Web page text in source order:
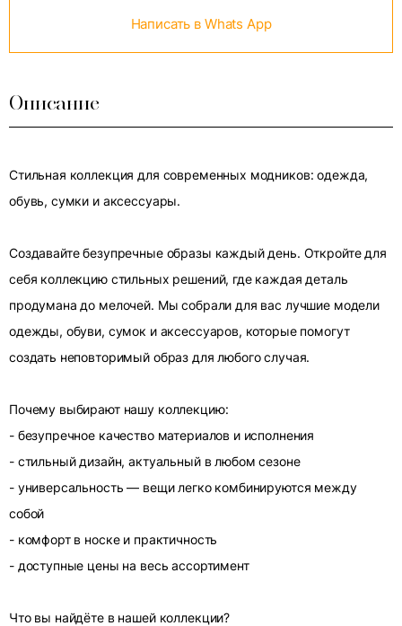
Написать в Whats App
Описание
Стильная коллекция для современных модников: одежда,
обувь, сумки и аксессуары.
Создавайте безупречные образы каждый день. Откройте для
себя коллекцию стильных решений, где каждая деталь
продумана до мелочей. Мы собрали для вас лучшие модели
одежды, обуви, сумок и аксессуаров, которые помогут
создать неповторимый образ для любого случая.
Почему выбирают нашу коллекцию:
- безупречное качество материалов и исполнения
- стильный дизайн, актуальный в любом сезоне
- универсальность — вещи легко комбинируются между
собой
- комфорт в носке и практичность
- доступные цены на весь ассортимент
Что вы найдёте в нашей коллекции?